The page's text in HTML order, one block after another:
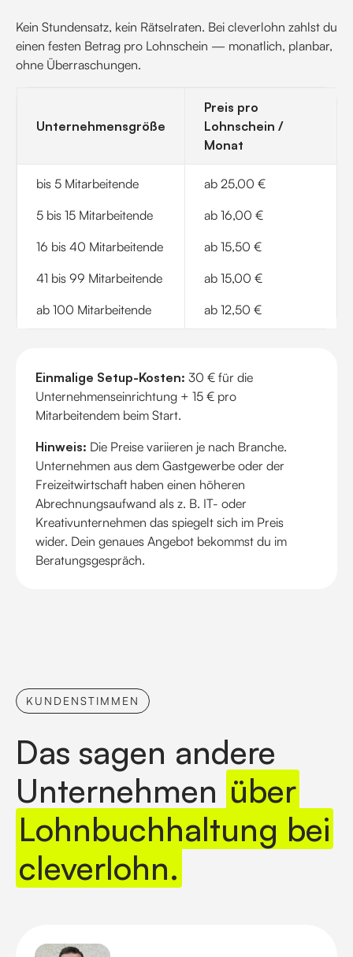
Kein Stundensatz, kein Rätselraten. Bei cleverlohn zahlst du
einen festen Betrag pro Lohnschein — monatlich, planbar,
ohne Überraschungen.
Unternehmensgröße
Preis pro
Lohnschein /
Monat
bis 5 Mitarbeitende
5 bis 15 Mitarbeitende
16 bis 40 Mitarbeitende
41 bis 99 Mitarbeitende
ab 100 Mitarbeitende
ab 25,00 €
ab 16,00 €
ab 15,50 €
ab 15,00 €
ab 12,50 €
Einmalige Setup-Kosten: 30 € für die
Unternehmenseinrichtung + 15 € pro
Mitarbeitendem beim Start.
Hinweis: Die Preise variieren je nach Branche.
Unternehmen aus dem Gastgewerbe oder der
Freizeitwirtschaft haben einen höheren
Abrechnungsaufwand als z. B. IT- oder
Kreativunternehmen das spiegelt sich im Preis
wider. Dein genaues Angebot bekommst du im
Beratungsgespräch.
KUNDENSTIMMEN
Das sagen andere
Unternehmen über
Lohnbuchhaltung bei
cleverlohn.